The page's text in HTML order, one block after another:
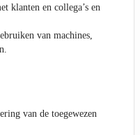
klanten en collega’s en
van machines,
van de toegewezen